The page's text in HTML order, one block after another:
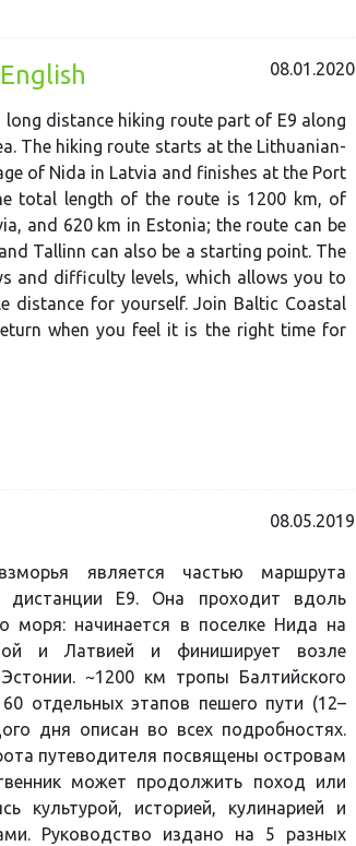
08.01.2020
long distance hiking route part of E9 along
The hiking route starts at the Lithuanian-
of Nida in Latvia and finishes at the Port
total length of the route is 1200 km, of
and 620 km in Estonia; the route can be
Tallinn can also be a starting point. The
and difficulty levels, which allows you to
distance for yourself. Join Baltic Coastal
when you feel it is the right time for
08.05.2019
является частью маршрута
Е9. Она проходит вдоль
моря: начинается в поселке Нида на
и Латвией и финиширует возле
~1200 км тропы Балтийского
отдельных этапов пешего пути (12–
дня описан во всех подробностях.
путеводителя посвящены островам
может продолжить поход или
культурой, историей, кулинарией и
Руководство издано на 5 разных